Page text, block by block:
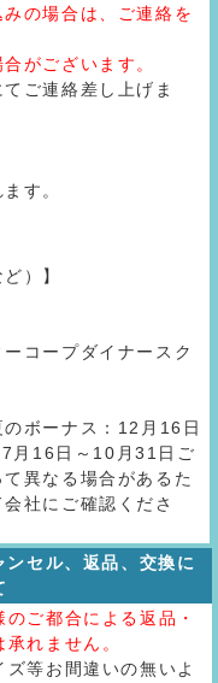
の場合は、ご連絡を
がございます。
ご連絡差し上げま
す。
）】
コープダイナースク
ボーナス：12月16日
月16日～10月31日ご
異なる場合があるた
社にご確認くださ
ンセル、返品、交換に
のご都合による返品・
承れません。
等お間違いの無いよ